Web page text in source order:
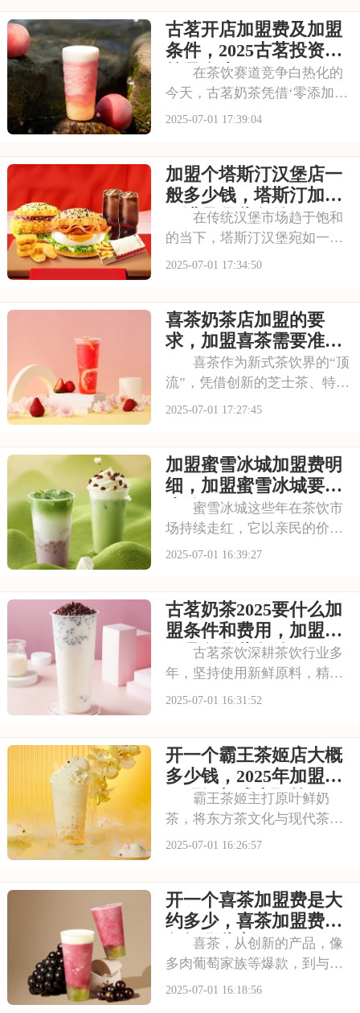
班族，都是蜜雪冰城的忠实粉
丝。那么，加盟蜜雪冰城的费
用究竟是多少呢？下面
古茗开店加盟费及加盟
条件，2025古茗投资预
算是多少
在茶饮赛道竞争白热化的
今天，古茗奶茶凭借‘零添加、
低糖健康’的差异化定位，深受
要多少钱？下面就来看看古茗
开店加盟费及加盟条件，2025
古茗投资预
2025-07-01 17:39:04
加盟个塔斯汀汉堡店一
般多少钱，塔斯汀加盟
要满足哪些条件
在传统汉堡市场趋于饱和
的当下，塔斯汀汉堡宛如一股
清流，以创新的姿态闯入大众
独特的商业模式所吸引，想要
借助塔斯汀的品牌力量开启自
己的创业之路。那么
2025-07-01 17:34:50
喜茶奶茶店加盟的要
求，加盟喜茶需要准备
哪些资金
喜茶作为新式茶饮界的“顶
流”，凭借创新的芝士茶、特色
果茶，还有时尚的门店设计，
多少钱？需要满足哪些条件？
以下是喜茶奶茶店加盟的要
求，加盟喜茶需要
2025-07-01 17:27:45
加盟蜜雪冰城加盟费明
细，加盟蜜雪冰城要多
少钱
蜜雪冰城这些年在茶饮市
场持续走红，它以亲民的价格
和丰富的产品线，覆盖了广泛
投资者心动不已。那么，加盟
蜜雪冰城需要多少费用呢？下
面就来看看加盟蜜雪
2025-07-01 16:39:27
古茗奶茶2025要什么加
盟条件和费用，加盟需
要具备哪些条件
古茗茶饮深耕茶饮行业多
年，坚持使用新鲜原料，精心
调配每一杯饮品，以稳定的品
力，不少投资者想加盟。那
么，加盟古茗的费用情况如何
呢？下面就来看看古茗
2025-07-01 16:31:52
开一个霸王茶姬店大概
多少钱，2025年加盟费
用明细与成本预算
霸王茶姬主打原叶鲜奶
茶，将东方茶文化与现代茶饮
巧妙结合。以“原叶鲜奶茶”为
茶饮市场脱颖而出。不少投资
者被其吸引，以下是开一个霸
王茶姬店大概多少钱，
2025-07-01 16:26:57
开一个喜茶加盟费是大
约多少，喜茶加盟费用
包括哪些方面
喜茶，从创新的产品，像
多肉葡萄家族等爆款，到与知
名品牌跨界联名提升影响力，
2025-07-01 16:18:56